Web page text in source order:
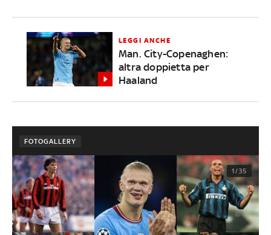
LEGGI ANCHE
Man. City-Copenaghen:
altra doppietta per
Haaland
FOTOGALLERY
1/35